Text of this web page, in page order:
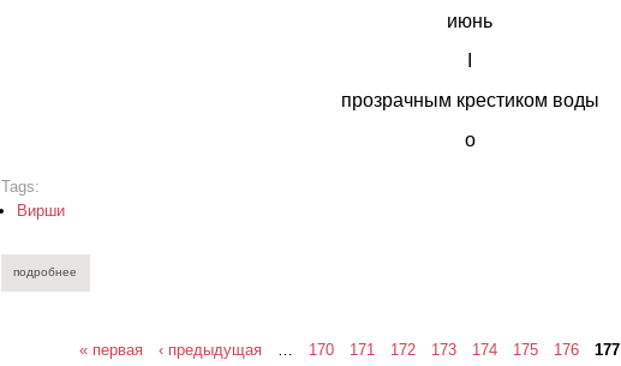
июнь
прозрачным крестиком воды
о
Tags:
Вирши
подробнее
« первая ‹ предыдущая 170 171 172 173 174 175 176 177